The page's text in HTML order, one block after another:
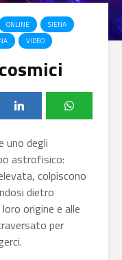
ONLINE
SIENA
VIDEO
uno degli
astrofisico:
colpiscono
dietro
origine e alle
per